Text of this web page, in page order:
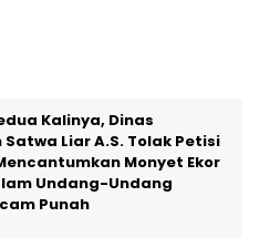
Kalinya, Dinas
Liar A.S. Tolak Petisi
Monyet Ekor
Undang-Undang
Punah